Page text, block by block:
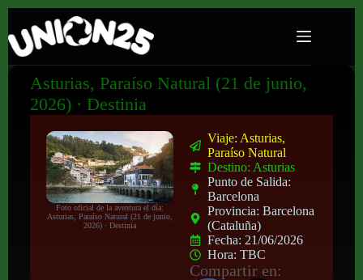
Asturias, Paraíso Natural (21 de junio,
2026) · Destinia
Foto oficial de la aventura el día:
Asturias, Paraíso Natural (21 de junio,
2026) · Destinia
Viaje: Asturias,
Paraíso Natural
Destino: Asturias
Punto de Salida:
Barcelona
Provincia: Barcelona
(Cataluña)
Fecha: 21/06/2026
Hora: TBC
Compartir en: